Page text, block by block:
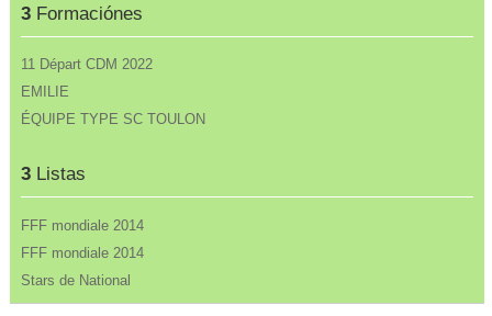
3Formaciónes
11 Départ CDM 2022
EMILIE
ÉQUIPE TYPE SC TOULON
3Listas
FFF mondiale 2014
FFF mondiale 2014
Stars de National